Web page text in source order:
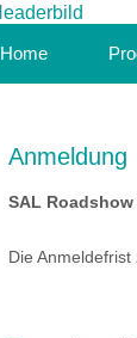
Home
Anmeldung
SAL
Die